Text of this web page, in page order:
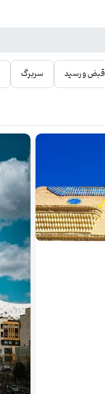
قبض و رسید سربرگ